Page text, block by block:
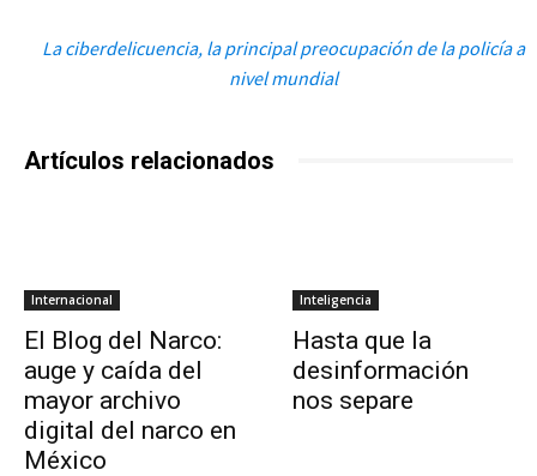
La ciberdelicuencia, la principal preocupación de la policía a
nivel mundial
Artículos relacionados
Internacional
El Blog del Narco:
auge y caída del
mayor archivo
digital del narco en
México
Inteligencia
Hasta que la
desinformación
nos separe